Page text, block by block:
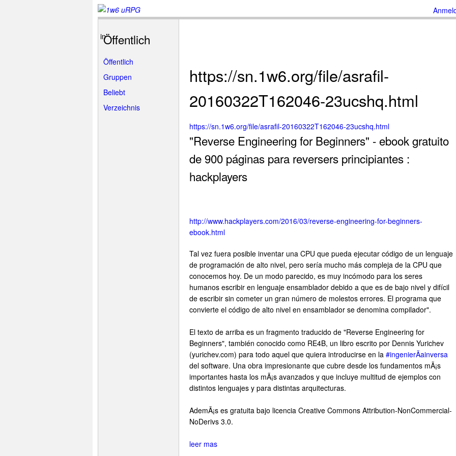
Öffentlich
Öffentlich
Gruppen
Beliebt
Verzeichnis
encoding ! in Entity, line: 2 in
https://sn.1w6.org/file/asrafil-
20160322T162046-23ucshq.html
https://sn.1w6.org/file/asrafil-20160322T162046-23ucshq.html
"Reverse Engineering for Beginners" - ebook gratuito
de 900 páginas para reversers principiantes :
hackplayers
http://www.hackplayers.com/2016/03/reverse-engineering-for-beginners-
ebook.html
Tal vez fuera posible inventar una CPU que pueda ejecutar código de un lenguaje
de programación de alto nivel, pero sería mucho más compleja de la CPU que
conocemos hoy. De un modo parecido, es muy incómodo para los seres
humanos escribir en lenguaje ensamblador debido a que es de bajo nivel y difícil
de escribir sin cometer un gran número de molestos errores. El programa que
convierte el código de alto nivel en ensamblador se denomina compilador".
El texto de arriba es un fragmento traducido de "Reverse Engineering for
Beginners", también conocido como RE4B, un libro escrito por Dennis Yurichev
(yurichev.com) para todo aquel que quiera introducirse en la #ingenierÃ­ainversa
del software. Una obra impresionante que cubre desde los fundamentos mÃ¡s
importantes hasta los mÃ¡s avanzados y que incluye multitud de ejemplos con
distintos lenguajes y para distintas arquitecturas.
AdemÃ¡s es gratuita bajo licencia Creative Commons Attribution-NonCommercial-
NoDerivs 3.0.
leer mas